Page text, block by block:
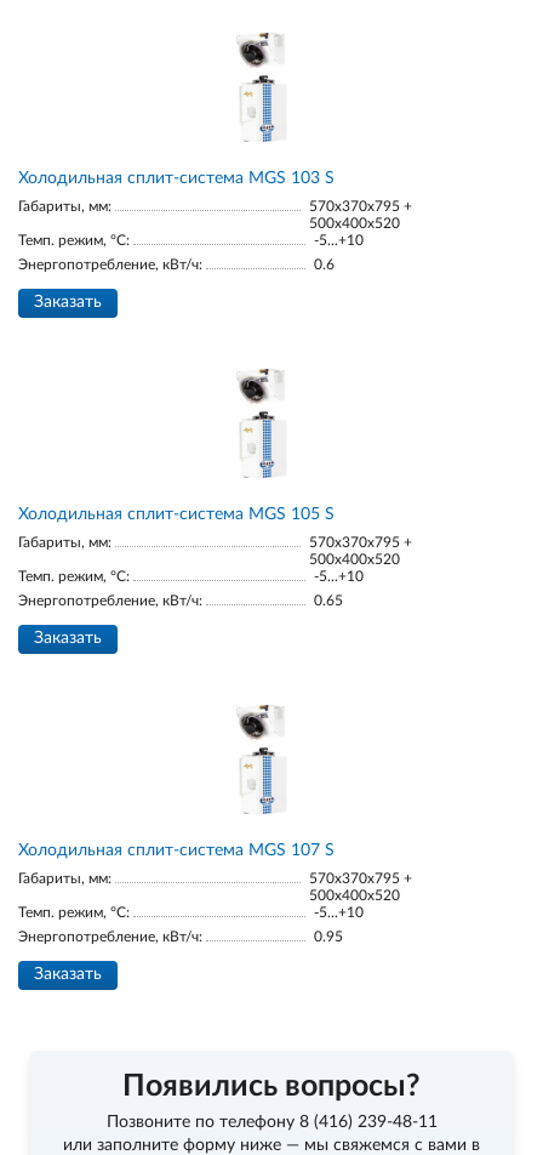
Холодильная сплит-система MGS 103 S
Габариты, мм:
570x370x795 +
500x400x520
Темп. режим, °С:
-5...+10
Энергопотребление, кВт/ч:
0.6
Заказать
Холодильная сплит-система MGS 105 S
Габариты, мм:
570x370x795 +
500x400x520
Темп. режим, °С:
-5...+10
Энергопотребление, кВт/ч:
0.65
Заказать
Холодильная сплит-система MGS 107 S
Габариты, мм:
570x370x795 +
500x400x520
Темп. режим, °С:
-5...+10
Энергопотребление, кВт/ч:
0.95
Заказать
Появились вопросы?
Позвоните по телефону 8 (416) 239-48-11
или заполните форму ниже — мы свяжемся с вами в